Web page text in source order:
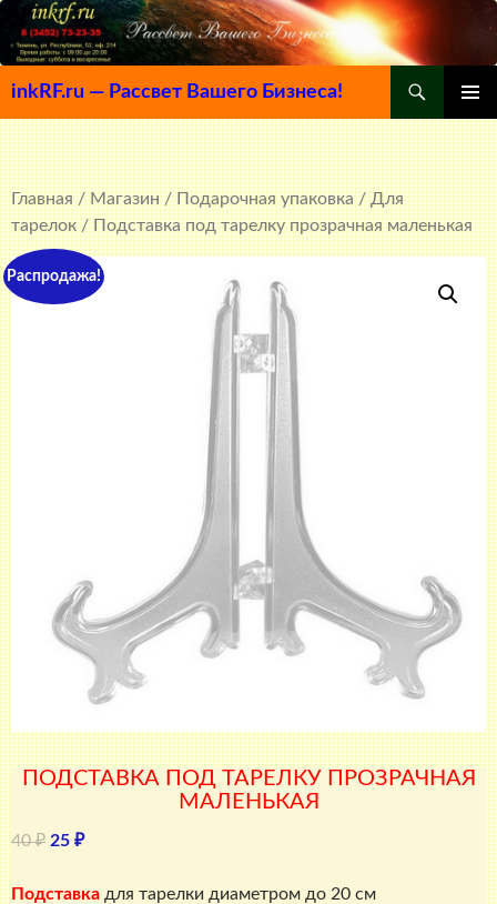
inkRF.ru — Рассвет Вашего Бизнеса!
МЕНЮ
К
СОДЕРЖИМОМУ
Главная/Магазин/Подарочная упаковка/Для
тарелок/ Подставка под тарелку прозрачная маленькая
Распродажа!
ПОДСТАВКА ПОД ТАРЕЛКУ ПРОЗРАЧНАЯ
МАЛЕНЬКАЯ
40₽ Первоначальная
составляла
25 ₽Текущая
25 ₽.
Подставка для тарелки диаметром до 20 см